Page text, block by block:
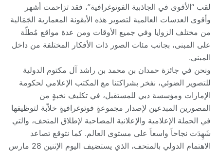
لقب “الأقوى في الجاذبية الفوتوغرافية”، فقد تزاحمت أشهر
وأقوى العدسات العالمية لتصوير هذه الأيقونة المعمارية الجَمَالية
من مختلف الزوايا وفي جميع الأوقات ومن عدة مواقع مُطلّة
على المبنى، بجانب مئات الصور ذات الأفكار المختلفة من داخل
المبنى.
ونحن في جائزة حمدان بن محمد بن راشد آل مكتوم الدولية
للتصوير الضوئي، نفخر بشراكتنا مع المكتب الإعلامي لحكومة
الإمارات ومؤسسة دبي للمستقبل، في تكليف نخبةٍ من
المصورين المبدعين لإصدار مجموعةٍ فوتوغرافيةٍ خلاّبة لتوظيفها
في الحملة الإعلامية والإعلانية المصاحبة لإطلاق المتحف، والتي
شَهِدَت نجاحاً واسعاً على مستوى العالم. كما نتوقع تصاعد
الاهتمام الدولي بالمتحف، الذي يستضيف اليوم الإثنين 28 مارس